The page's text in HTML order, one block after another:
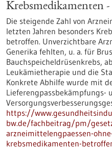
Krebsmedikamenten
Die steigende Zahl von
letzten Jahren besonders
betroffen. Unverzichtbare
Generika fehlten, u. a. für
Bauchspeicheldrüsenkrebs,
Leukämietherapie und die
Konkrete Abhilfe wurde mit
Lieferengpassbekämpfungs-
https://
bw.de/fachbeitrag/pm/
arzneimittelengpaessen-
krebsmedikamenten-